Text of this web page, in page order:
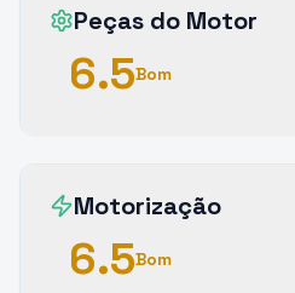
Peças do Motor
6.5Bom
Motorização
6.5Bom